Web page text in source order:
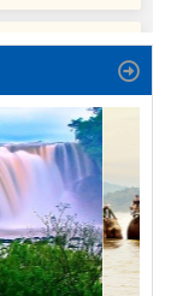
SĨ, THƯƠNG
chào mừng
1929 –...